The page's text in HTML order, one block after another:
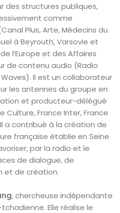
des structures publiques,
comme
Plus, Arte, Médecins du
à Beyrouth, Varsovie et
l’Europe et des Affaires
de contenu audio (Radio
Waves). Il est un collaborateur
les antennes du groupe en
et producteur-délégué
France Inter, France
Il a contribué à la création de
française établie en Seine
par la radio et le
de dialogue, de
et de création.
, chercheuse indépendante
Elle réalise le